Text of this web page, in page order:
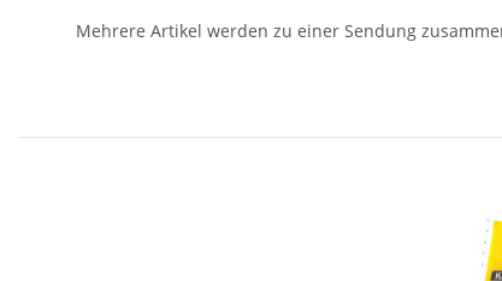
Mehrere Artikel werden zu einer Sendung